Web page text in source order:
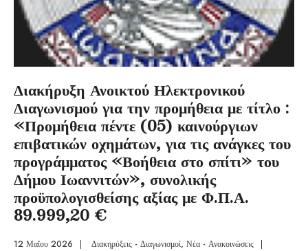
Διακήρυξη Ανοικτού Ηλεκτρονικού
Διαγωνισμού για την προμήθεια με τίτλο :
«Προμήθεια πέντε (05) καινούργιων
επιβατικών οχημάτων, για τις ανάγκες του
προγράμματος «Βοήθεια στο σπίτι» του
Δήμου Ιωαννιτών», συνολικής
προϋπολογισθείσης αξίας με Φ.Π.Α.
89.999,20 €
12 Μαΐου 2026 | Διακηρύξεις - Διαγωνισμοί, Νέα - Ανακοινώσεις |